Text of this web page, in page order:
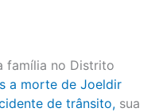
família no Distrito
a morte de Joeldir
de trânsito, sua